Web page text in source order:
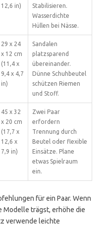
12,6 in)
Stabilisieren.
Wasserdichte
Hüllen bei Nässe.
29 x 24
x 12 cm
(11,4 x
9,4 x 4,7
in)
Sandalen
platzsparend
übereinander.
Dünne Schuhbeutel
schützen Riemen
und Stoff.
45 x 32
x 20 cm
(17,7 x
12,6 x
7,9 in)
Zwei Paar
erfordern
Trennung durch
Beutel oder flexible
Einsätze. Plane
etwas Spielraum
ein.
für ein Paar. Wenn
Modelle trägst, erhöhe die
verwende leichte